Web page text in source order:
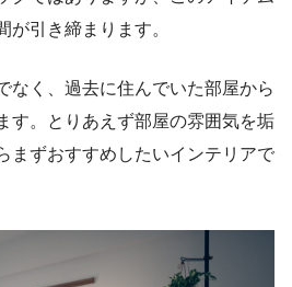
が引き締まります。
なく、過去に住んでいた部屋から
す。とりあえず部屋の雰囲気を垢
まずおすすめしたいインテリアで